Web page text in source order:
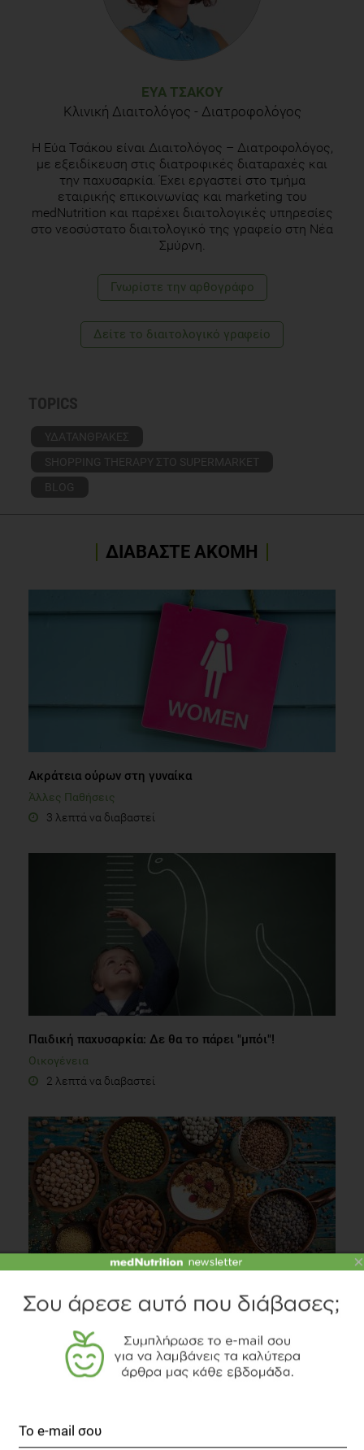
ΕΎΑ ΤΣΆΚΟΥ
Κλινική Διαιτολόγος - Διατροφολόγος
Η Εύα Τσάκου είναι Διαιτολόγος – Διατροφολόγος,
με εξειδίκευση στις διατροφικές διαταραχές και
την παχυσαρκία. Έχει εργαστεί στο τμήμα
εταιρικής επικοινωνίας και marketing του
medNutrition και παρέχει διαιτολογικές υπηρεσίες
στο νεοσύστατο διαιτολογικό της γραφείο στη Νέα
Σμύρνη.
Γνωρίστε την αρθογράφο
Δείτε το διαιτολογικό γραφείο
TOPICS
ΥΔΑΤΑΝΘΡΑΚΕΣ
SHOPPING THERAPY ΣΤΟ SUPERMARKET
BLOG
ΔΙΑΒΑΣΤΕ ΑΚΟΜΗ
Ακράτεια ούρων στη γυναίκα
Άλλες Παθήσεις
3 λεπτά να διαβαστεί
Παιδική παχυσαρκία: Δε θα το πάρει "μπόι"!
Οικογένεια
2 λεπτά να διαβαστεί
Πρωτεϊνες βρίσκω μόνο στα ζωικά τρόφιμα;
1 λεπτό να διαβαστεί
×